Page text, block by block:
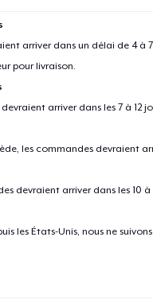
arriver dans un délai de 4 à
pour livraison.
arriver dans les 7 à 12
les commandes devraient
devraient arriver dans les 10 à
les États-Unis, nous ne